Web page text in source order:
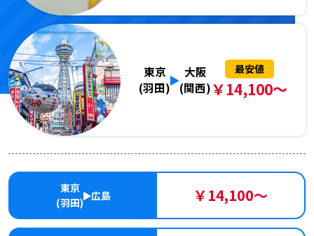
東京
(羽田)
大阪
(関西)
最安値
￥14,100～
東京
(羽田)
広島 ￥14,100～